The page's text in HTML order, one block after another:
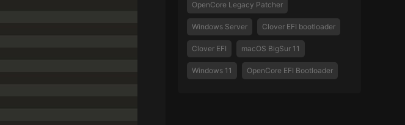
OpenCore Legacy Patcher
Windows Server Clover EFI bootloader
Clover EFI macOS BigSur 11
Windows 11 OpenCore EFI Bootloader